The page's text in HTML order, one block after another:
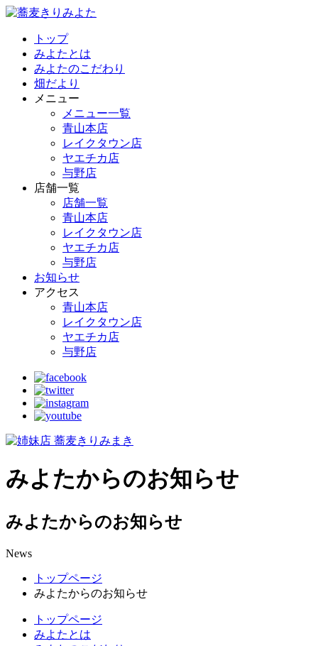
トップ
みよたとは
みよたのこだわり
畑だより
メニュー
メニュー一覧
青山本店
レイクタウン店
ヤエチカ店
与野店
店舗一覧
店舗一覧
青山本店
レイクタウン店
ヤエチカ店
与野店
お知らせ
アクセス
青山本店
レイクタウン店
ヤエチカ店
与野店
みよたからのお知らせ
みよたからのお知らせ
News
トップページ
みよたからのお知らせ
トップページ
みよたとは